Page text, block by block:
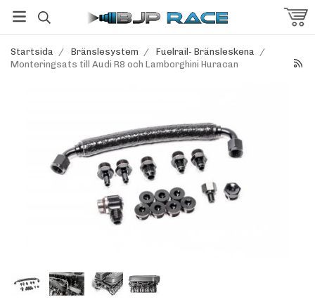
Startsida / Bränslesystem / Fuelrail- Bränsleskena /
Monteringsats till Audi R8 och Lamborghini Huracan